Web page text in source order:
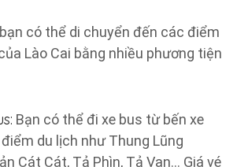
có thể di chuyển đến các điểm
Lào Cai bằng nhiều phương tiện
Bạn có thể đi xe bus từ bến xe
du lịch như Thung Lũng
Cát Cát, Tả Phìn, Tả Van… Giá vé